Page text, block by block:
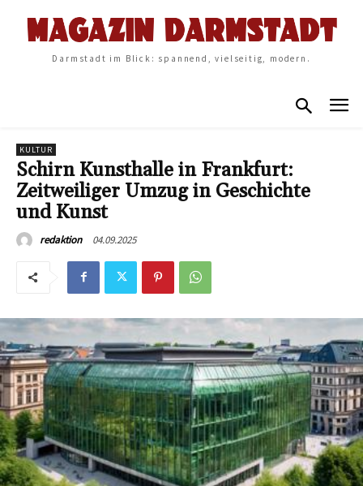
Darmstadt im Blick: spannend, vielseitig, modern.
KULTUR
Schirn Kunsthalle in Frankfurt:
Zeitweiliger Umzug in Geschichte
und Kunst
redaktion 04.09.2025